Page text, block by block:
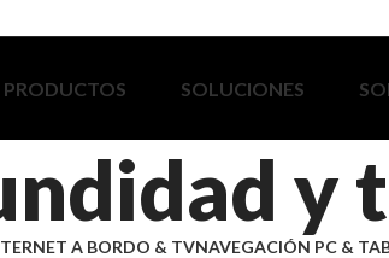
PRODUCTOS SOLUCIONES
y
A BORDO & TVNAVEGACIÓN PC &